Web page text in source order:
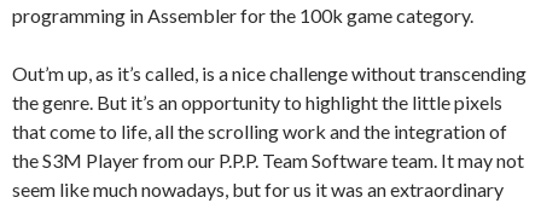
programming in Assembler for the 100k game category.
Out’m up, as it’s called, is a nice challenge without transcending
the genre. But it’s an opportunity to highlight the little pixels
that come to life, all the scrolling work and the integration of
the S3M Player from our P.P.P. Team Software team. It may not
seem like much nowadays, but for us it was an extraordinary